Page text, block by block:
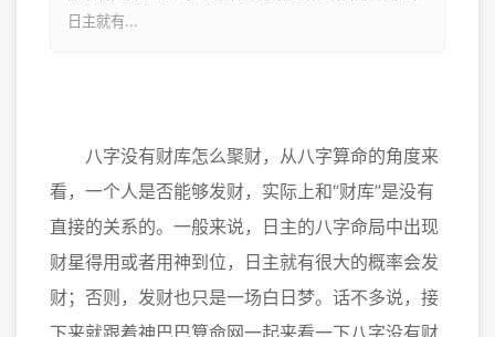
日主就有...
八字没有财库怎么聚财，从八字算命的角度来
看，一个人是否能够发财，实际上和“财库”是没有
直接的关系的。一般来说，日主的八字命局中出现
财星得用或者用神到位，日主就有很大的概率会发
财；否则，发财也只是一场白日梦。话不多说，接
下来就跟着神巴巴算命网一起来看一下八字没有财